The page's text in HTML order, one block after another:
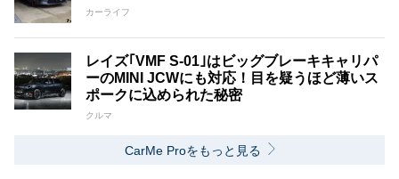
カーライフ
レイズ｢VMF S-01｣はビッグブレーキキャリパ
ーのMINI JCWにも対応！目を疑うほど薄いス
ポークに込められた秘密
クルマ
CarMe Proをもっと見る